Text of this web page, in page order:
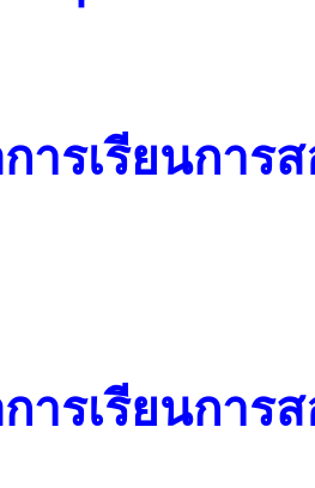
ารเรียนการ
ารเรียนการ